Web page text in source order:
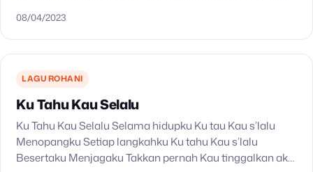
TanganMu slalu menuntunku…
08/04/2023
LAGU ROHANI
Ku Tahu Kau Selalu
Ku Tahu Kau Selalu Selama hidupku Ku tau Kau s’lalu
Menopangku Setiap langkahku Ku tahu Kau s’lalu
Besertaku Menjagaku Takkan pernah Kau tinggalkan aku